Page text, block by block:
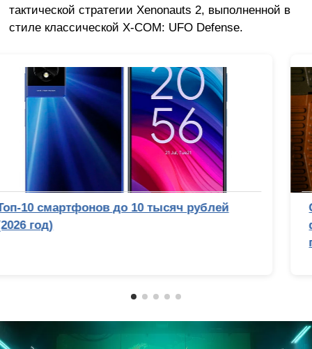
тактической стратегии Xenonauts 2, выполненной в
стиле классической X-COM: UFO Defense.
Топ-10 смартфонов до 10 тысяч рублей
(2026 год)